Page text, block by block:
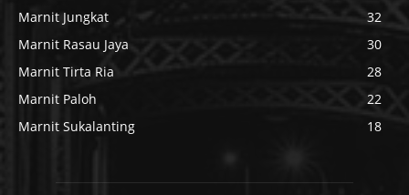
Marnit Jungkat
32
Marnit Rasau Jaya
30
Marnit Tirta Ria
28
Marnit Paloh
22
Marnit Sukalanting
18